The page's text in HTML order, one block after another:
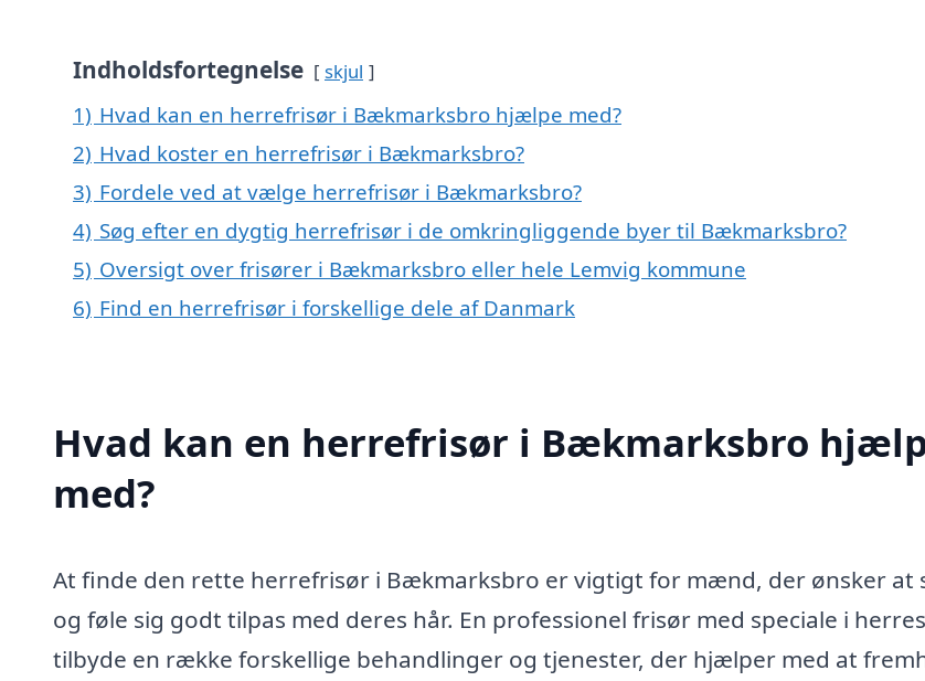
Indholdsfortegnelse skjul
1) Hvad kan en herrefrisør i Bækmarksbro hjælpe med?
2) Hvad koster en herrefrisør i Bækmarksbro?
3) Fordele ved at vælge herrefrisør i Bækmarksbro?
4) Søg efter en dygtig herrefrisør i de omkringliggende byer til Bækmarksbro?
5) Oversigt over frisører i Bækmarksbro eller hele Lemvig kommune
6) Find en herrefrisør i forskellige dele af Danmark
Hvad kan en herrefrisør i Bækmarksbro
med?
At finde den rette herrefrisør i Bækmarksbro er vigtigt for mænd, der ønsker at
og føle sig godt tilpas med deres hår. En professionel frisør med speciale i
tilbyde en række forskellige behandlinger og tjenester, der hjælper med at